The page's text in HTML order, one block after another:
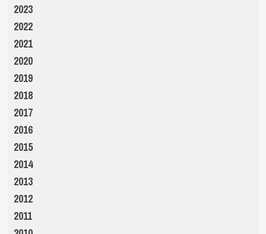
2023
2022
2021
2020
2019
2018
2017
2016
2015
2014
2013
2012
2011